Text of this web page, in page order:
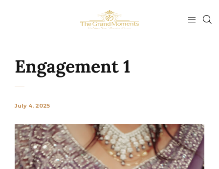
Engagement 1
July 4, 2025